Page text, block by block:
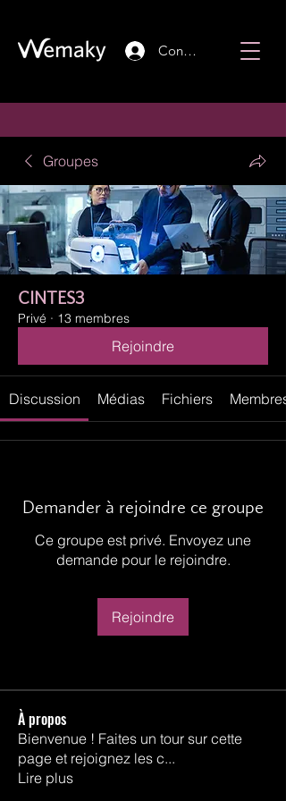
Connexion
Groupes
CINTES3
Privé · 13 membres
Rejoindre
Discussion Médias Fichiers Membres
Demander à rejoindre ce groupe
Ce groupe est privé. Envoyez une
demande pour le rejoindre.
Rejoindre
À propos
Bienvenue ! Faites un tour sur cette
page et rejoignez les c...
Lire plus